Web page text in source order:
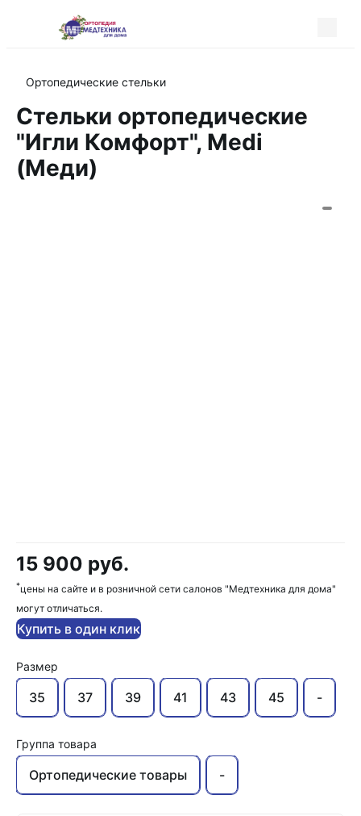
Ортопедические стельки
Стельки ортопедические
"Игли Комфорт", Medi
(Меди)
15 900 руб.
*цены на сайте и в розничной сети салонов "Медтехника для дома"
могут отличаться.
Купить в один клик
Размер
35 37 39 41 43 45 -
Группа товара
Ортопедические товары -